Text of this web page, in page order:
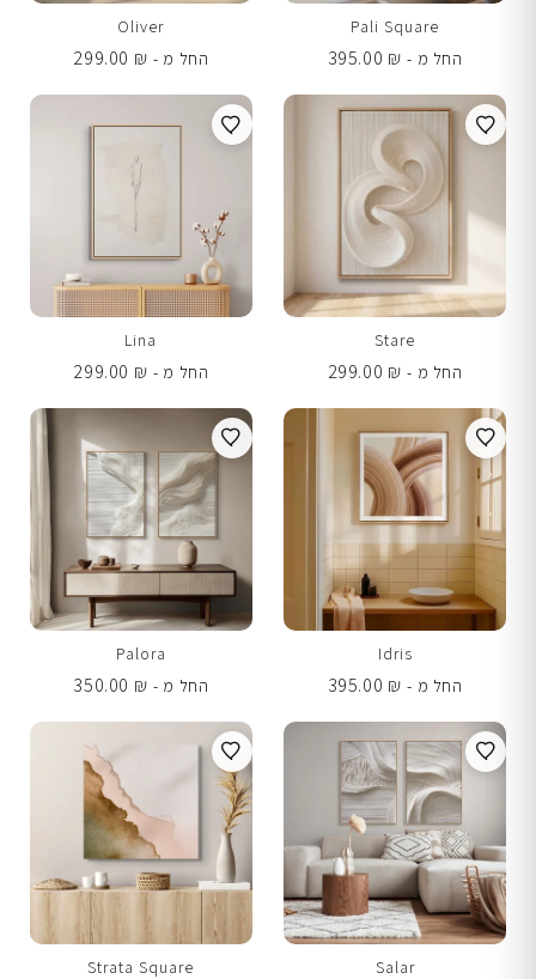
Pali Square
החל מ -
395.00 ₪
Oliver
החל מ -
299.00 ₪
Stare
החל מ -
299.00 ₪
Lina
החל מ -
299.00 ₪
Idris
החל מ -
395.00 ₪
Palora
החל מ -
350.00 ₪
Salar
Strata Square